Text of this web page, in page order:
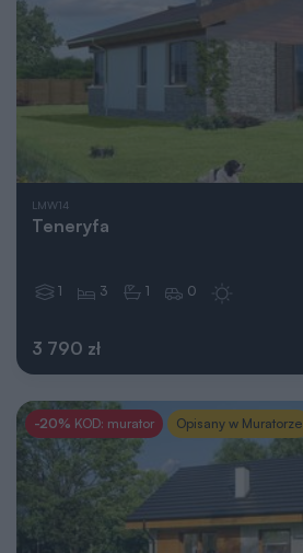
LMW14
Teneryfa
3 790 zł
1 3 1 0
-20% KOD: murator Opisany w Muratorze